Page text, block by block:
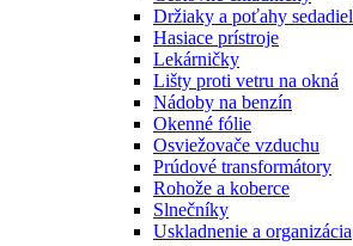
Držiaky a poťahy sedadiel
Hasiace prístroje
Lekárničky
Lišty proti vetru na okná
Nádoby na benzín
Okenné fólie
Osviežovače vzduchu
Prúdové transformátory
Rohože a koberce
Slnečníky
Uskladnenie a organizácia